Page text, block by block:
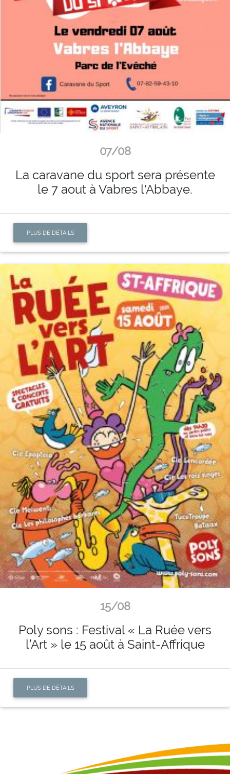
07/08
La caravane du sport sera présente
le 7 aout à Vabres l'Abbaye.
PLUS DE DÉTAILS
15/08
Poly sons : Festival « La Ruée vers
l’Art » le 15 août à Saint-Affrique
PLUS DE DÉTAILS